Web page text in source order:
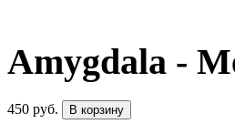
Amygdala -
450 руб. В корзину